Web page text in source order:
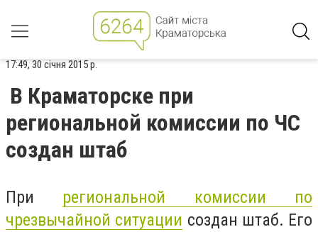
17:49, 30 січня 2015 р.
В Краматорске при
региональной комиссии по ЧС
создан штаб
При региональной комиссии по
чрезвычайной ситуации создан штаб. Его